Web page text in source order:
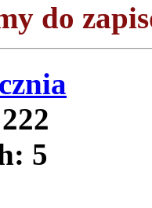
do
222
5